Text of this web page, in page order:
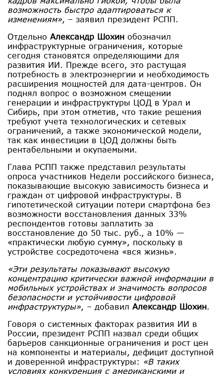
возможность быстро адаптироваться к
изменениям», – заявил президент РСПП.
Отдельно Александр Шохин обозначил
инфраструктурные ограничения, которые
сегодня становятся определяющими для
развития ИИ. Прежде всего, это растущая
потребность в электроэнергии и необходимость
расширения мощностей для дата-центров. Он
поднял вопрос о возможном смещении
генерации и инфраструктуры ЦОД в Урал и
Сибирь, при этом отметив, что такие решения
требуют учета технологических и сетевых
ограничений, а также экономической модели,
так как инвестиции в ЦОД должны быть
рентабельными и окупаемыми.
Глава РСПП также представил результаты
опроса участников Недели российского бизнеса,
показывающие высокую зависимость бизнеса и
граждан от цифровой инфраструктуры. В
гипотетической ситуации потери смартфона без
возможности восстановления данных 33%
респондентов готовы заплатить за
восстановление до 50 тыс. руб., а 10% —
«практически любую сумму», поскольку в
устройстве сосредоточена «вся жизнь».
«Эти результаты показывают высокую
концентрацию критически важной информации в
мобильных устройствах и значимость вопросов
безопасности и устойчивости цифровой
инфраструктуры», – добавил Александр Шохин.
Говоря о системных факторах развития ИИ в
России, президент РСПП назвал среди общих
барьеров санкционные ограничения и рост цен
на компоненты и материалы, дефицит доступной
и доверенной инфраструктуры: «В таких
условиях конкуренция с американскими и